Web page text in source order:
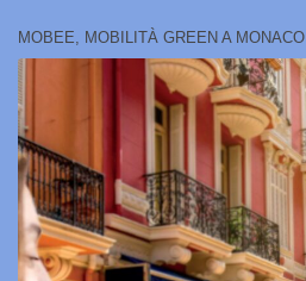
MOBEE, MOBILITÀ GREEN A MONACO